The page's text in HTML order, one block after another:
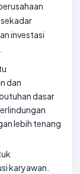
investasi
dan
dasar
lebih tenang
karyawan.